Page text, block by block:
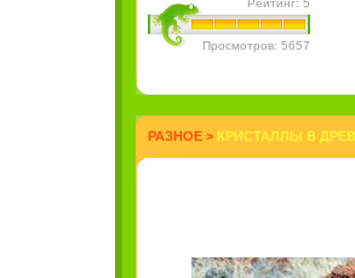
Рейтинг: 5
Просмотров: 5657
РАЗНОЕ > КРИСТАЛЛЫ В